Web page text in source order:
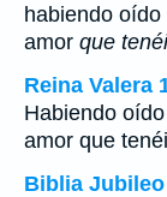
habiendo
amor que
Reina Valera
Habiendo
amor que
Biblia Jubileo